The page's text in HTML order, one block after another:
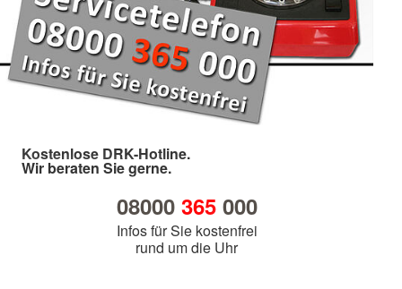
Kostenlose DRK-Hotline.
Wir beraten Sie gerne.
08000 365000
Infos für Sie kostenfrei
rund um die Uhr